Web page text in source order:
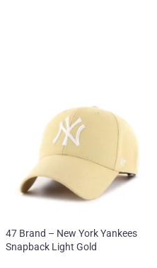
47 Brand – New York Yankees
Snapback Light Gold